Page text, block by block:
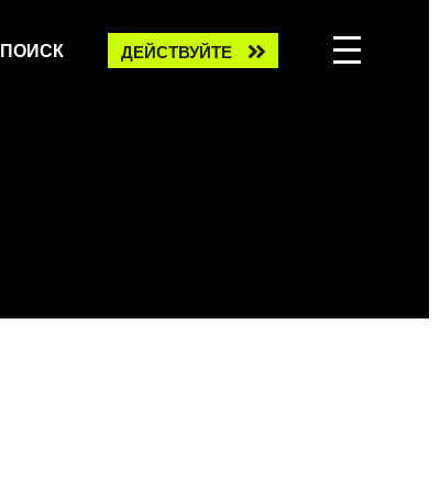
ПОИСК
Take
ДЕЙСТВУЙТЕ